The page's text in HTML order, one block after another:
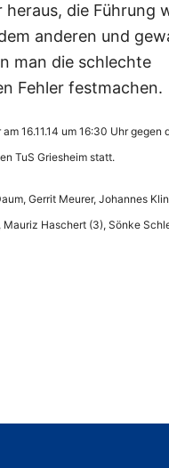
die Führung
anderen und
man die schlechte
Fehler festmachen.
16.11.14 um 16:30 Uhr gegen
TuS Griesheim statt.
Gerrit Meurer, Johannes
Haschert (3), Sönke